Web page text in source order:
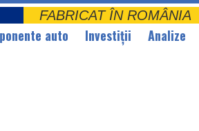
FABRICAT ÎN
auto Investiții Analize